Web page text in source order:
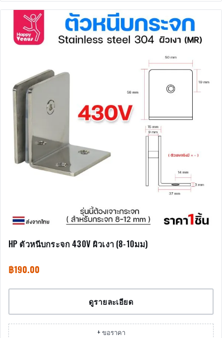
HP ตัวหนีบกระจก 430V ผิวเงา (8-10มม)
฿190.00
ดูรายละเอียด
+ ขอราคา